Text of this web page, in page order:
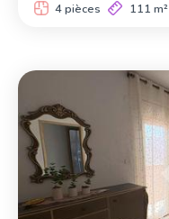
4 pièces 111 m²